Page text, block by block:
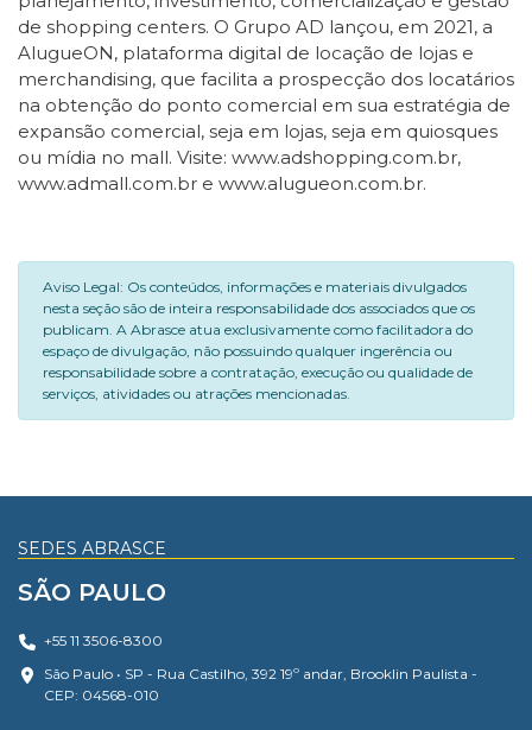
de shopping centers. O Grupo AD lançou, em 2021, a
AlugueON, plataforma digital de locação de lojas e
merchandising, que facilita a prospecção dos locatários
na obtenção do ponto comercial em sua estratégia de
expansão comercial, seja em lojas, seja em quiosques
ou mídia no mall. Visite: www.adshopping.com.br,
www.admall.com.br e www.alugueon.com.br.
Aviso Legal: Os conteúdos, informações e materiais divulgados
nesta seção são de inteira responsabilidade dos associados que os
publicam. A Abrasce atua exclusivamente como facilitadora do
espaço de divulgação, não possuindo qualquer ingerência ou
responsabilidade sobre a contratação, execução ou qualidade de
serviços, atividades ou atrações mencionadas.
SEDES ABRASCE
SÃO PAULO
+55 11 3506-8300
São Paulo • SP - Rua Castilho, 392 19º andar, Brooklin Paulista -
CEP: 04568-010